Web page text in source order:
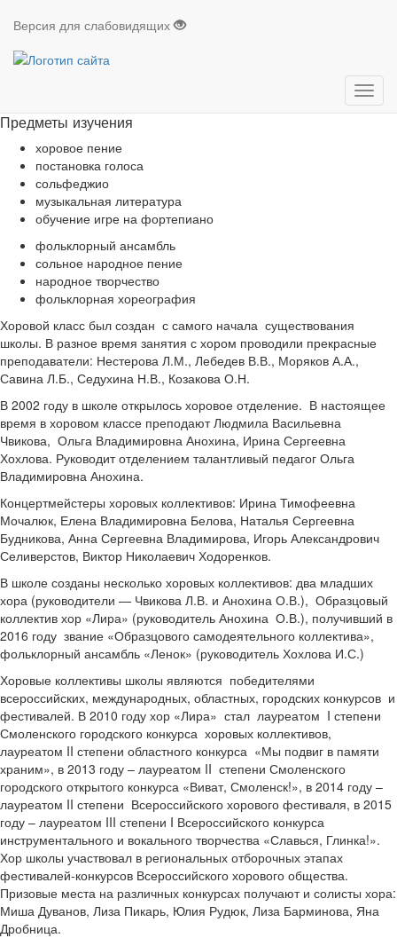
Версия для слабовидящих
Меню
Назад
хоровое пение
Предметы изучения
хоровое пение
постановка голоса
сольфеджио
музыкальная литература
обучение игре на фортепиано
фольклорный ансамбль
сольное народное пение
народное творчество
фольклорная хореография
Хоровой класс был создан с самого начала существования
школы. В разное время занятия с хором проводили прекрасные
преподаватели: Нестерова Л.М., Лебедев В.В., Моряков А.А.,
Савина Л.Б., Седухина Н.В., Козакова О.Н.
В 2002 году в школе открылось хоровое отделение. В настоящее
время в хоровом классе преподают Людмила Васильевна
Чвикова, Ольга Владимировна Анохина, Ирина Сергеевна
Хохлова. Руководит отделением талантливый педагог Ольга
Владимировна Анохина.
Концертмейстеры хоровых коллективов: Ирина Тимофеевна
Мочалюк, Елена Владимировна Белова, Наталья Сергеевна
Будникова, Анна Сергеевна Владимирова, Игорь Александрович
Селиверстов, Виктор Николаевич Ходоренков.
В школе созданы несколько хоровых коллективов: два младших
хора (руководители — Чвикова Л.В. и Анохина О.В.), Образцовый
коллектив хор «Лира» (руководитель Анохина О.В.), получивший в
2016 году звание «Образцового самодеятельного коллектива»,
фольклорный ансамбль «Ленок» (руководитель Хохлова И.С.)
Хоровые коллективы школы являются победителями
всероссийских, международных, областных, городских конкурсов и
фестивалей. В 2010 году хор «Лира» стал лауреатом I степени
Смоленского городского конкурса хоровых коллективов,
лауреатом II степени областного конкурса «Мы подвиг в памяти
храним», в 2013 году – лауреатом II степени Смоленского
городского открытого конкурса «Виват, Смоленск!», в 2014 году –
лауреатом II степени Всероссийского хорового фестиваля, в 2015
году – лауреатом III степени I Всероссийского конкурса
инструментального и вокального творчества «Славься, Глинка!».
Хор школы участвовал в региональных отборочных этапах
фестивалей-конкурсов Всероссийского хорового общества.
Призовые места на различных конкурсах получают и солисты хора:
Миша Дуванов, Лиза Пикарь, Юлия Рудюк, Лиза Барминова, Яна
Дробница.